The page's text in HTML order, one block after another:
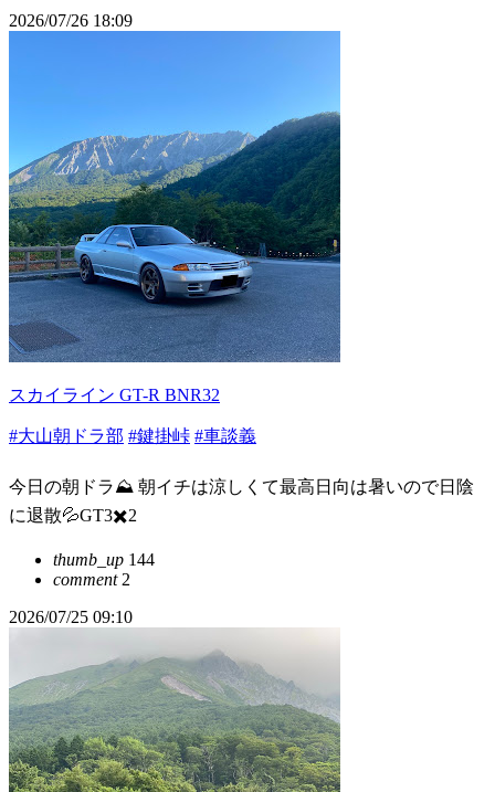
2026/07/26 18:09
スカイライン GT-R BNR32
#大山朝ドラ部 #鍵掛峠 #車談義
今日の朝ドラ⛰️ 朝イチは涼しくて最高日向は暑いので日陰
に退散💦GT3✖️2
thumb_up 144
comment2
2026/07/25 09:10